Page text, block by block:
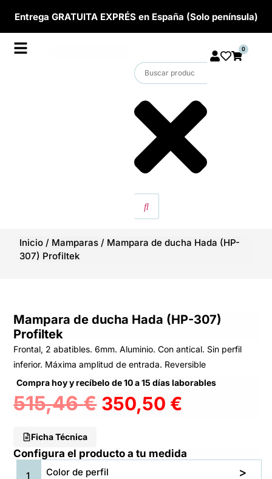
Entrega GRATUITA EXPRÉS en España (Solo península)
0
Inicio / Mamparas / Mampara de ducha Hada (HP-
307) Profiltek
Mampara de ducha Hada (HP-307)
Profiltek
Frontal, 2 abatibles. 6mm. Aluminio. Con antical. Sin perfil
inferior. Máxima amplitud de entrada. Reversible
Compra hoy y recíbelo de 10 a 15 días laborables
515,46€ 350,50 €
Ficha Técnica
Configura el producto a tu medida
Color de perfil